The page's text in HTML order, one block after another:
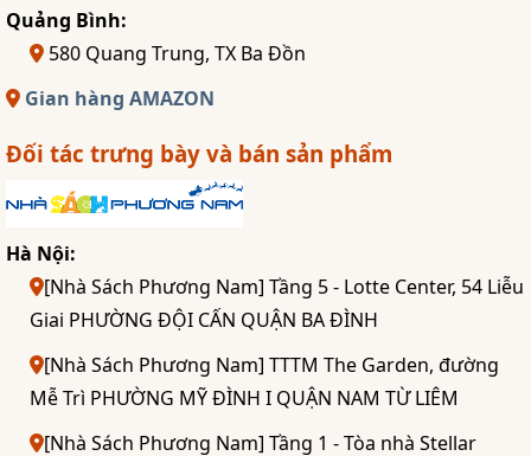
Quảng Bình:
580 Quang Trung, TX Ba Đồn
Gian hàng AMAZON
Đối tác trưng bày và bán sản phẩm
Hà Nội:
[Nhà Sách Phương Nam] Tầng 5 - Lotte Center, 54 Liễu
Giai PHƯỜNG ĐỘI CẤN QUẬN BA ĐÌNH
[Nhà Sách Phương Nam] TTTM The Garden, đường
Mễ Trì PHƯỜNG MỸ ĐÌNH I QUẬN NAM TỪ LIÊM
[Nhà Sách Phương Nam] Tầng 1 - Tòa nhà Stellar